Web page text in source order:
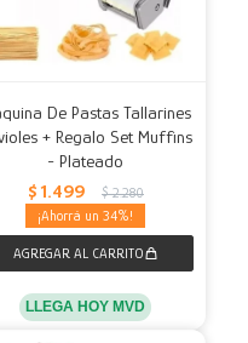
De Pastas Tallarines
+ Regalo Set Muffins
- Plateado
$ 1.499 $ 2.280
34
LLEGA HOY MVD